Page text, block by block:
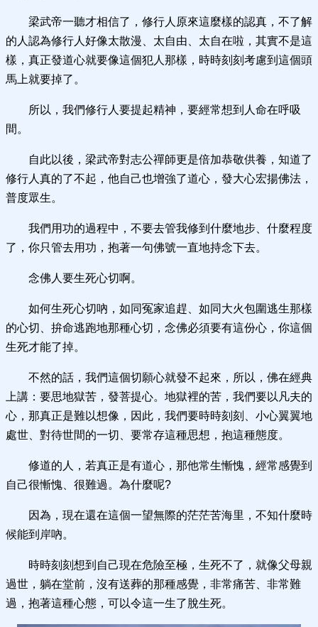
梁武帝一聽才相信了，修行人原來這麼樣的認真，不了解
的人認為修行人好像太散漫、太自由、太自在啦，其實不是這
樣，真正發道心就要像這個犯人那樣，時時刻刻考慮到這個頭
馬上就要掉了。
所以，我們修行人要提起精神，要經常想到人命在呼吸
間。
自此以後，梁武帝對志公禪師更是倍加恭敬供養，知道了
修行人真的了不起，他自己也增強了道心，發大心宏揚佛法，
普度眾生。
我們用功的過程中，不要去管我修到什麼地步、什麼程度
了，你只管去用功，抱著一句佛號一直地持念下去。
念佛人要生死心切啊。
如何生死心切吶，如同冤家追趕、如同大火包圍逃生那樣
的心切、拚命逃跑地那種心切，念佛必須要有這份心，你這個
生死才能了掉。
不然的話，我們這個切願心就發不起來，所以，佛在經典
上講：要思地獄苦，發菩提心。地獄裡的苦，我們要以凡夫的
心，那真正是難以想像，因此，我們要時時刻刻、小心翼翼地
處世、對待世間的一切、要常存這種思想，抱這種態度。
修道的人，若真正是有道心，那他常生慚愧，經常感覺到
自己很慚愧、很難過。為什麼呢?
因為，現在還在這個一望無際的茫茫苦海里，不知什麼時
候能到岸吶。
時時刻刻想到自己現在危險至極，生死不了，就像父母親
過世，躺在堂前，沒有送葬的那種感覺，非常痛苦、非常難
過，抱著這種心態，可以令這一生了脫生死。